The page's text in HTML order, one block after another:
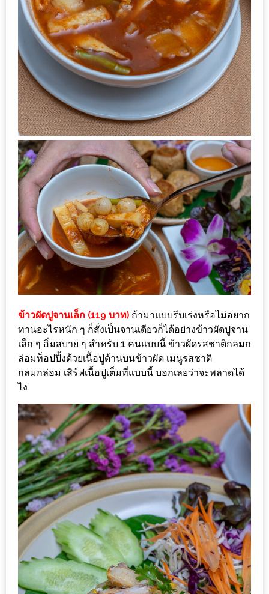
น้า
อ้วน
ติดต่อ
น้า
อ้วน
น้า
อ้วน
ชวน
คุย
นโยบาย
ความ
เป็น
ส่วน
ตัว
นโยบาย
ความ
เป็น
ส่วน
ตัว
ผล
ผู้
โชค
ดี
กับ
น้า
อ้วน
ครั้ง
ที่
1
พา
ข้าวผัดปูจานเล็ก (119 บาท) ถ้ามาแบบรีบเร่งหรือไม่อยาก
ทานอะไรหนัก ๆ ก็สั่งเป็นจานเดียวก็ได้อย่างข้าวผัดปูจาน
เล็ก ๆ อิ่มสบาย ๆ สำหรับ 1 คนแบบนี้ ข้าวผัดรสชาติกลมก
ล่อมท็อปปิ้งด้วยเนื้อปูด้านบนข้าวผัด เมนูรสชาติ
กลมกล่อม เสิร์ฟเนื้อปูเต็มที่แบบนี้ บอกเลยว่าจะพลาดได้
ไง